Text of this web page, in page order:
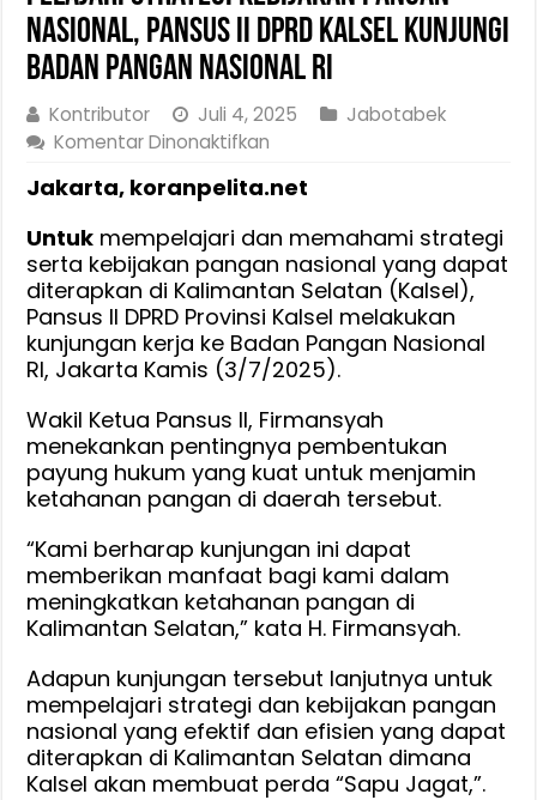
Nasional, Pansus II DPRD Kalsel Kunjungi
Badan Pangan Nasional RI
Kontributor Juli 4, 2025
Jabotabek
Komentar Dinonaktifkan
Strategi
Pangan
Nasional,
Pansus
II
DPRD
Kunjungi
Badan
Pangan
Nasional
Jakarta, koranpelita.net
Untuk mempelajari dan memahami strategi
serta kebijakan pangan nasional yang dapat
diterapkan di Kalimantan Selatan (Kalsel),
Pansus II DPRD Provinsi Kalsel melakukan
kunjungan kerja ke Badan Pangan Nasional
RI, Jakarta Kamis (3/7/2025).
Wakil Ketua Pansus II, Firmansyah
menekankan pentingnya pembentukan
payung hukum yang kuat untuk menjamin
ketahanan pangan di daerah tersebut.
“Kami berharap kunjungan ini dapat
memberikan manfaat bagi kami dalam
meningkatkan ketahanan pangan di
Kalimantan Selatan,” kata H. Firmansyah.
Adapun kunjungan tersebut lanjutnya untuk
mempelajari strategi dan kebijakan pangan
nasional yang efektif dan efisien yang dapat
diterapkan di Kalimantan Selatan dimana
Kalsel akan membuat perda “Sapu Jagat,”.